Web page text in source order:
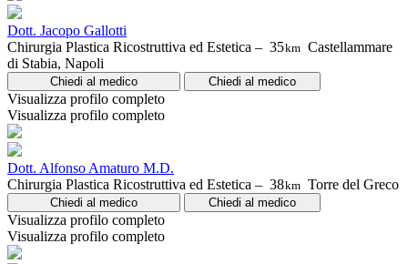
Dott. Jacopo Gallotti
Chirurgia Plastica Ricostruttiva ed Estetica – 35km Castellammare
di Stabia, Napoli
Chiedi al medico Chiedi al medico
Visualizza profilo completo
Visualizza profilo completo
Dott. Alfonso Amaturo M.D.
Chirurgia Plastica Ricostruttiva ed Estetica – 38km Torre del Greco
Chiedi al medico Chiedi al medico
Visualizza profilo completo
Visualizza profilo completo